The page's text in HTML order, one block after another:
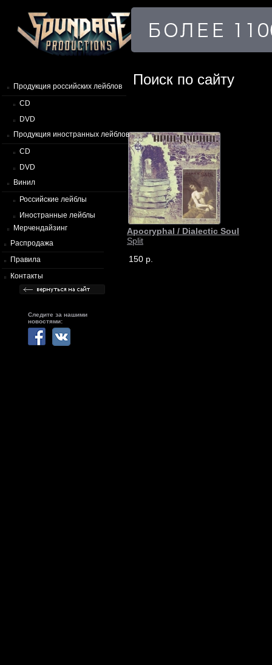
Продукция российских лейблов
CD
DVD
Продукция иностранных лейблов
CD
DVD
Винил
Российские лейблы
Иностранные лейблы
Мерчендайзинг
Распродажа
Правила
Контакты
Следите за нашими
новостями:
Поиск по сайту
Apocryphal / Dialectic Soul
Split
150 р.